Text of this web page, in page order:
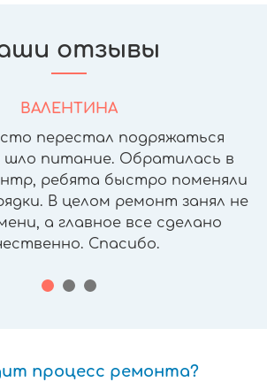
отзывы
ВАЛЕНТИНА
перестал подряжаться
шло питание. Обратилась в
ребята быстро поменяли
В целом ремонт занял не
а главное все сделано
Спасибо.
процесс ремонта?